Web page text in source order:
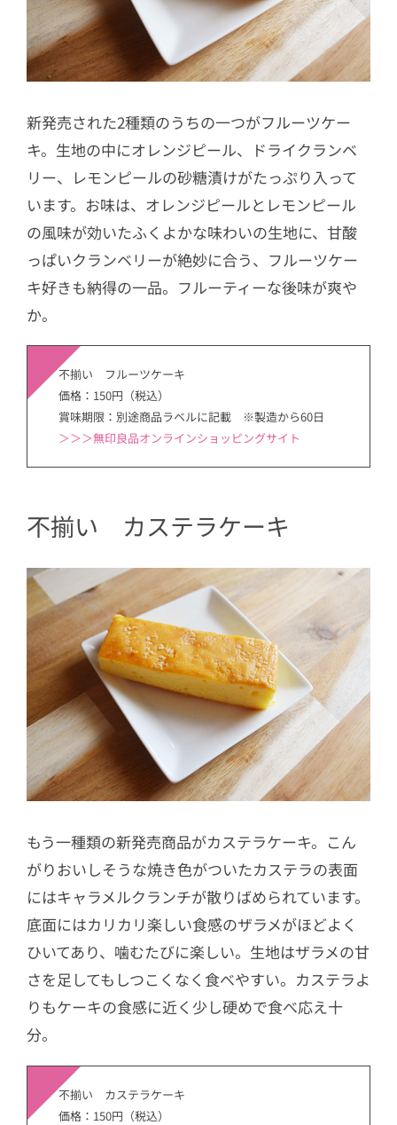
新発売された2種類のうちの一つがフルーツケー
キ。生地の中にオレンジピール、ドライクランベ
リー、レモンピールの砂糖漬けがたっぷり入って
います。お味は、オレンジピールとレモンピール
の風味が効いたふくよかな味わいの生地に、甘酸
っぱいクランベリーが絶妙に合う、フルーツケー
キ好きも納得の一品。フルーティーな後味が爽や
か。
不揃い フルーツケーキ
価格：150円（税込）
賞味期限：別途商品ラベルに記載 ※製造から60日
＞＞＞無印良品オンラインショッピングサイト
不揃い カステラケーキ
もう一種類の新発売商品がカステラケーキ。こん
がりおいしそうな焼き色がついたカステラの表面
にはキャラメルクランチが散りばめられています。
底面にはカリカリ楽しい食感のザラメがほどよく
ひいてあり、噛むたびに楽しい。生地はザラメの甘
さを足してもしつこくなく食べやすい。カステラよ
りもケーキの食感に近く少し硬めで食べ応え十
分。
不揃い カステラケーキ
価格：150円（税込）